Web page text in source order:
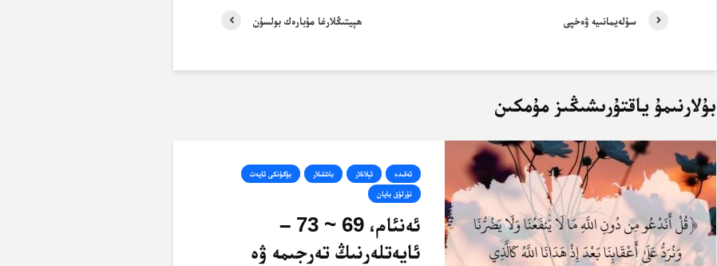
ھېيتىڭلارغا مۇبارەك بولسۇن سۇلەيمانىيە ۋەخپى
بۇلارنىمۇ ياقتۇرىشىڭىز مۇمكىن
ئەقىدە ئېلانلار باشقىلار بۈگۈنكى ئايەت
نۇرلۇق بايان
ئەنئام، 69 ~ 73 –
ئايەتلەرنىڭ تەرجىمە ۋە